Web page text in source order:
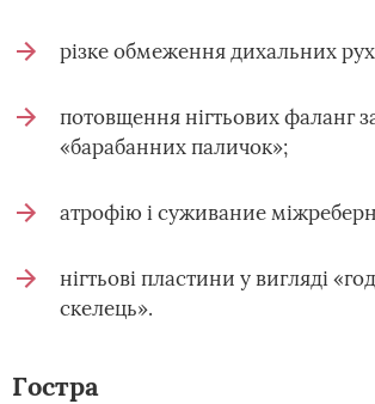
різке обмеження дихальних
потовщення нігтьових фаланг
«барабанних паличок»;
атрофію і суживание
нігтьові пластини у вигляді
скелець».
Гостра